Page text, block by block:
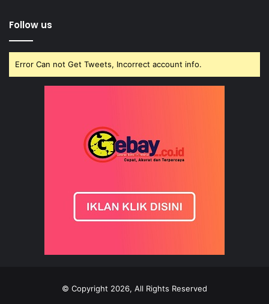
Follow us
Error Can not Get Tweets, Incorrect account info.
© Copyright 2026, All Rights Reserved